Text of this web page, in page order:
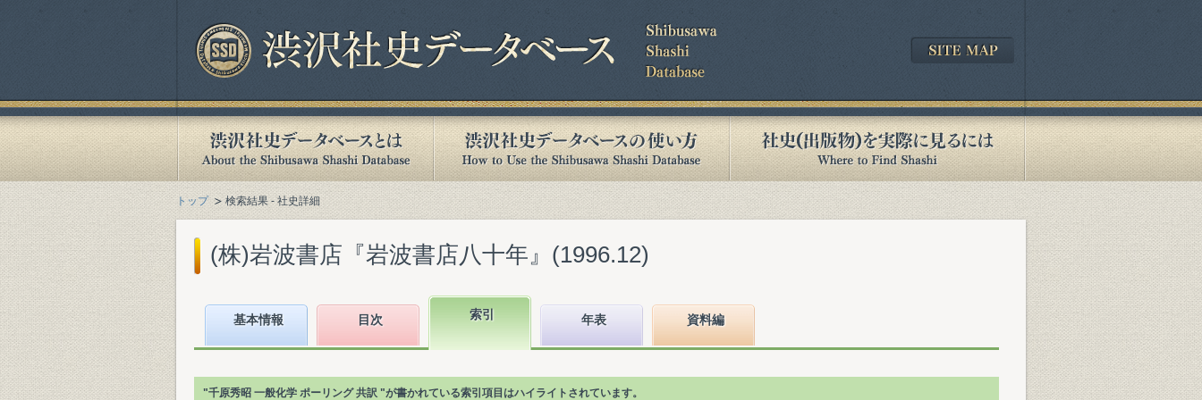
トップ 検索結果 - 社史詳細
(株)岩波書店『岩波書店八十年』(1996.12)
基本情報 目次 索引 年表 資料編
"千原秀昭 一般化学 ポーリング 共訳 "が書かれている索引項目はハイライトされています。